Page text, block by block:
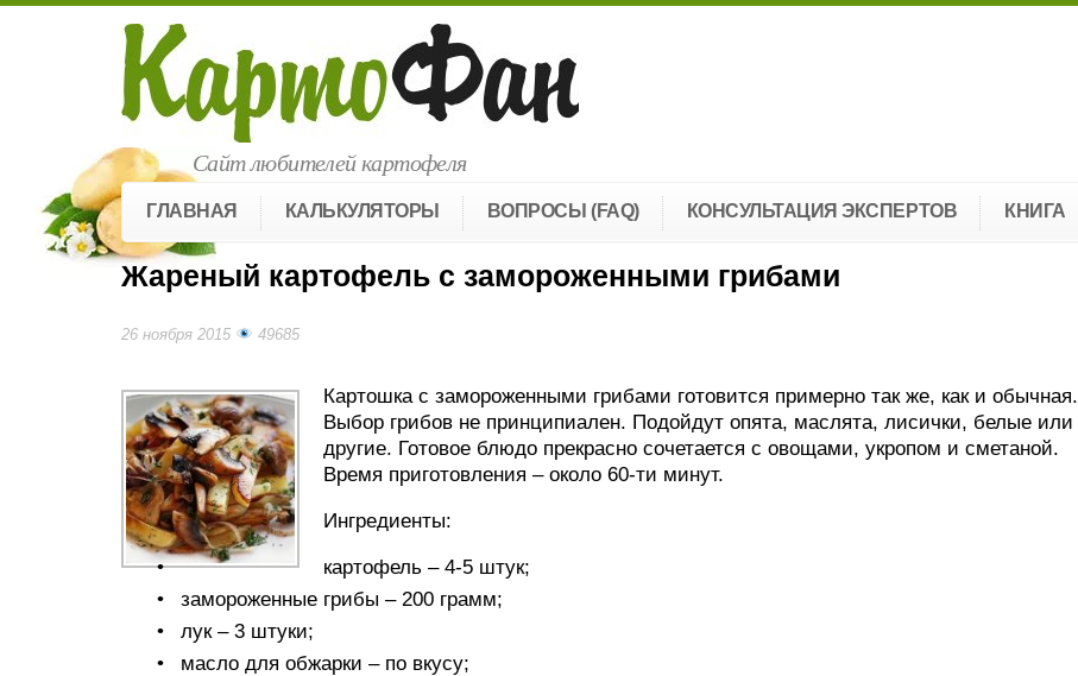
Сайт любителей картофеля
ГЛАВНАЯ КАЛЬКУЛЯТОРЫ ВОПРОСЫ (FAQ) КОНСУЛЬТАЦИЯ ЭКСПЕРТОВ КНИГА
Жареный картофель с замороженными грибами
26 ноября 2015 49685
Картошка с замороженными грибами готовится примерно так же, как и обычная.
Выбор грибов не принципиален. Подойдут опята, маслята, лисички, белые или
другие. Готовое блюдо прекрасно сочетается с овощами, укропом и сметаной.
Время приготовления – около 60-ти минут.
Ингредиенты:
картофель – 4-5 штук;
замороженные грибы – 200 грамм;
лук – 3 штуки;
масло для обжарки – по вкусу;